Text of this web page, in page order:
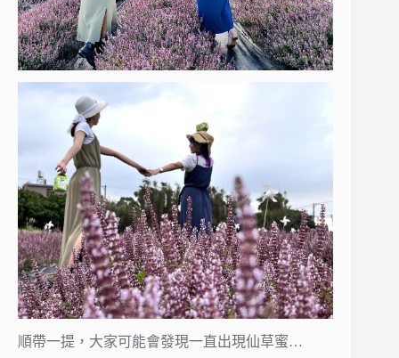
順帶一提，大家可能會發現一直出現仙草蜜…